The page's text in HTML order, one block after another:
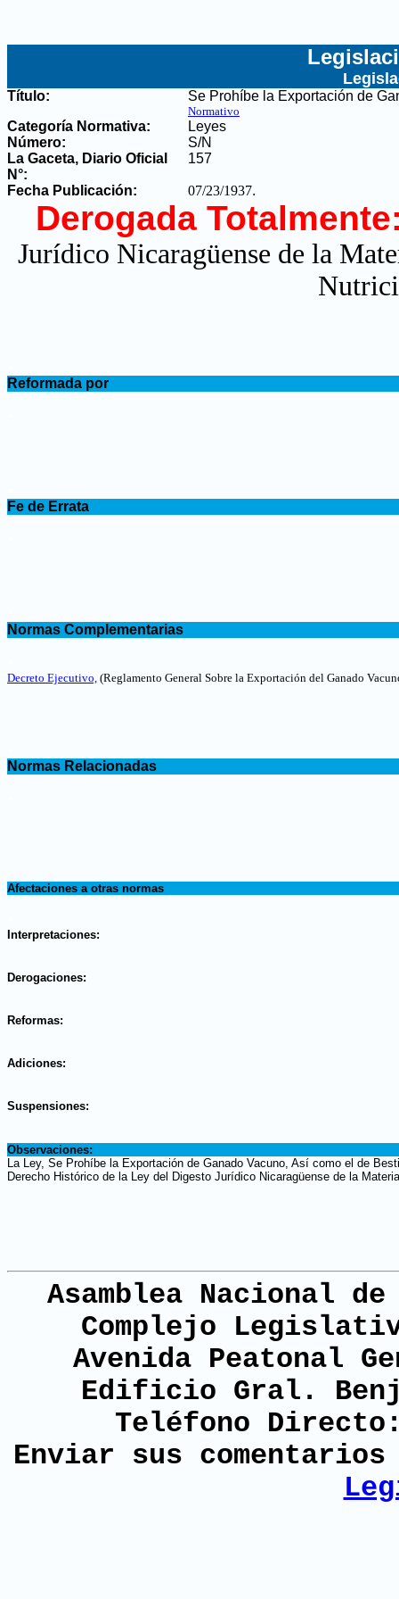
Título: Se Prohíbe la Exportación de
Normativo
Categoría Normativa:
Leyes
Número:
S/N
La Gaceta, Diario Oficial
N°:
157
Fecha Publicación: 07/23/1937.
Derogada
Jurídico Nicaragüense de la
Reformada por
Fe de Errata
Normas Complementarias
Decreto Ejecutivo, (Reglamento General Sobre la Exportación del Ganado
Normas Relacionadas
Afectaciones a otras normas
Interpretaciones:
Derogaciones:
Reformas:
Adiciones:
Suspensiones:
Observaciones:
La Ley, Se Prohíbe la Exportación de Ganado Vacuno, Así como el de
Derecho Histórico de la Ley del Digesto Jurídico Nicaragüense de la
Asamblea Nacional
Complejo
Avenida Peatonal
Edificio Gral.
Teléfono
Enviar sus